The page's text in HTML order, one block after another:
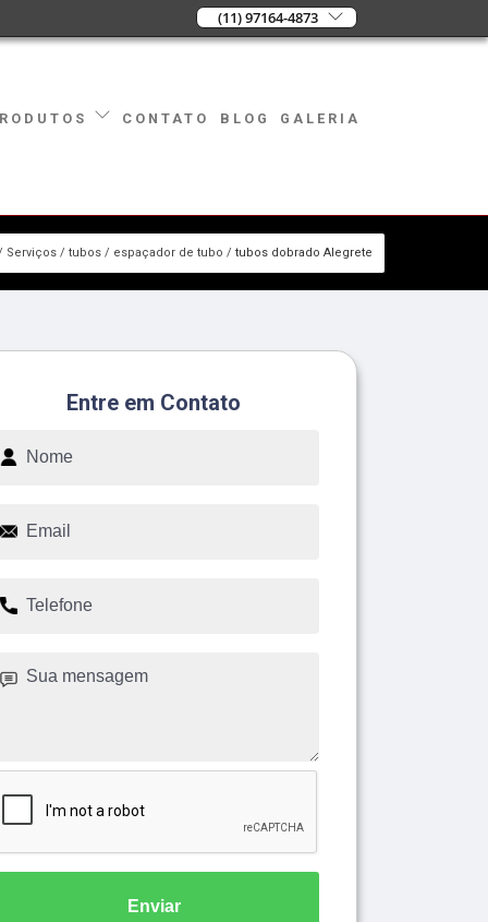
(11) 97164-4873
CONTATO BLOG GALERIA
Serviços tubos espaçador de tubo tubos dobrado Alegrete
Entre em Contato
Enviar